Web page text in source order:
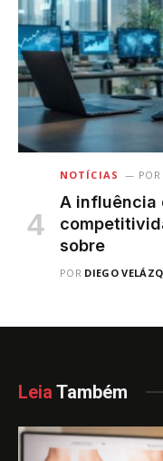
NOTÍCIAS POR
A influência
sobre
POR DIEGO
Leia Também